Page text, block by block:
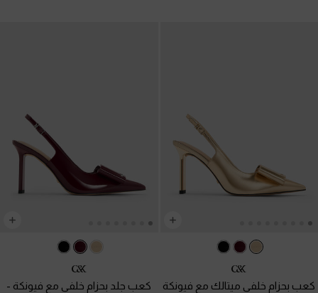
كعب بحزام خلفي ميتالك مع فيونكة
كعب جلد بحزام خلفي مع فيونكة -